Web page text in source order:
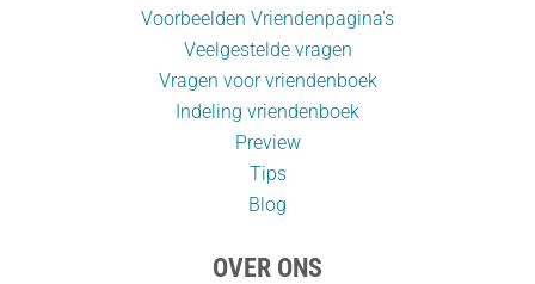
Voorbeelden Vriendenpagina's
Veelgestelde vragen
Vragen voor vriendenboek
Indeling vriendenboek
Preview
Tips
Blog
OVER ONS